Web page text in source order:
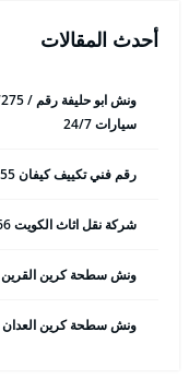
أحدث المقالات
سيارات 24/7
رقم فني تكييف كيفان 98025055 فني تكييف مركزي 24 ساعة
شركة نقل اثاث الكويت 50993766 هاف لوري وانيت نقل عفش
ونش سطحة كرين القرين 65557275 ونش سحب وانقاذ سيارات
ونش سطحة كرين العدان 65557275 ونش سحب وانقاذ سيارات